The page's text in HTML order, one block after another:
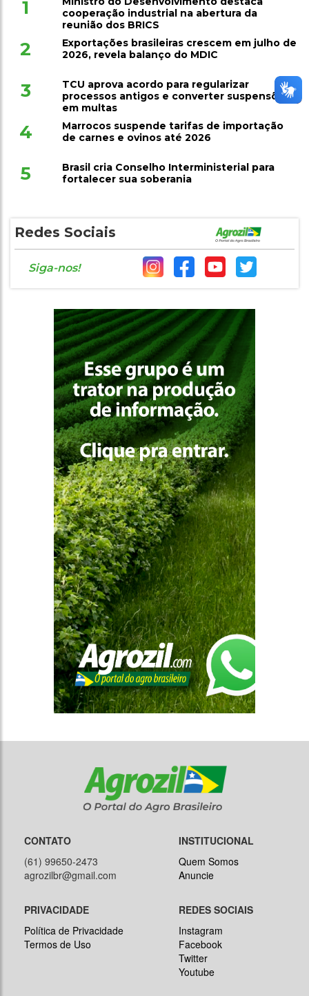
1
cooperação industrial na abertura da
reunião dos BRICS
2
Exportações brasileiras crescem em julho de
2026, revela balanço do MDIC
3
TCU aprova acordo para regularizar
processos antigos e converter suspensões
em multas
4
Marrocos suspende tarifas de importação
de carnes e ovinos até 2026
5
Brasil cria Conselho Interministerial para
fortalecer sua soberania
Redes Sociais
Siga-nos!
CONTATO
(61) 99650-2473
agrozilbr@gmail.com
INSTITUCIONAL
Quem Somos
Anuncie
PRIVACIDADE
Política de Privacidade
Termos de Uso
REDES SOCIAIS
Instagram
Facebook
Twitter
Youtube